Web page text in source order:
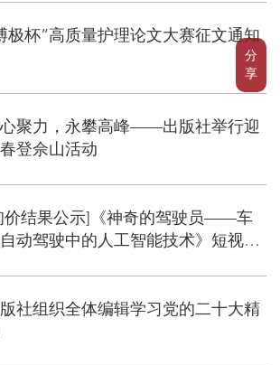
分
享
极杯”高质量护理论文大赛征文通知
聚力，永攀高峰——出版社举行迎
登佘山活动
价结果公示]《神奇的驾驶员——车
动驾驶中的人工智能技术》短视频
社组织全体编辑学习党的二十大精